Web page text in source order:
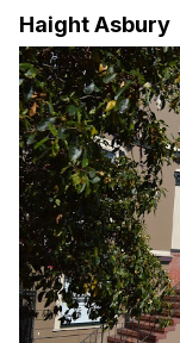
Haight Asbury